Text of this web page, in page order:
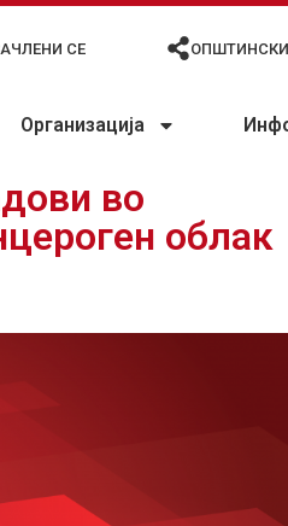
СЕ
Организација
во
облак